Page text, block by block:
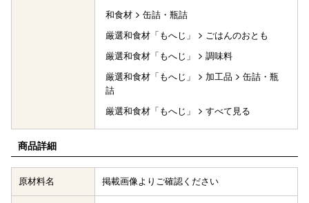
和食材
缶詰・瓶詰
厳選和食材「もへじ」
ごはんのおとも
厳選和食材「もへじ」
調味料
厳選和食材「もへじ」
加工品
缶詰・瓶
詰
厳選和食材「もへじ」
すべて見る
商品詳細
原材料名 掲載画像よりご確認ください